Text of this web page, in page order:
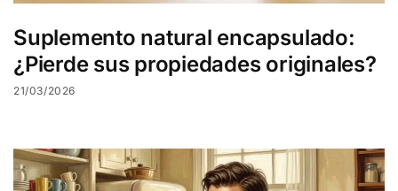
Suplemento natural encapsulado:
¿Pierde sus propiedades originales?
21/03/2026